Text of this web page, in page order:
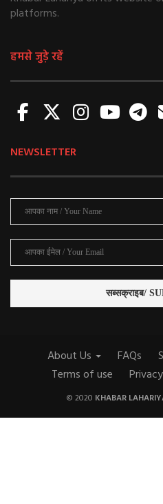
platforms.
हमसे जुड़े रहें
NEWSLETTER
About Us FAQs
Terms of use
© 2020 KHABAR